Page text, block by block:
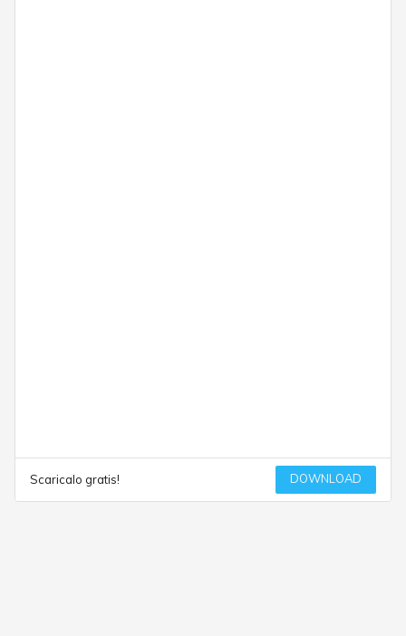
Scaricalo gratis! DOWNLOAD